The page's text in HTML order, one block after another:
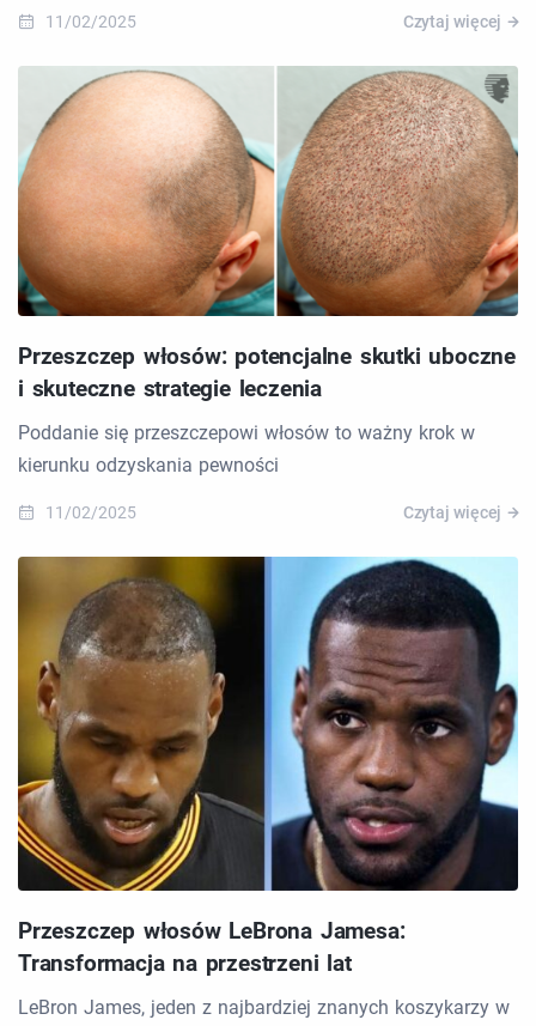
11/02/2025 Czytaj więcej
Przeszczep włosów: potencjalne skutki uboczne
i skuteczne strategie leczenia
Poddanie się przeszczepowi włosów to ważny krok w
kierunku odzyskania pewności
11/02/2025 Czytaj więcej
Przeszczep włosów LeBrona Jamesa:
Transformacja na przestrzeni lat
LeBron James, jeden z najbardziej znanych koszykarzy w